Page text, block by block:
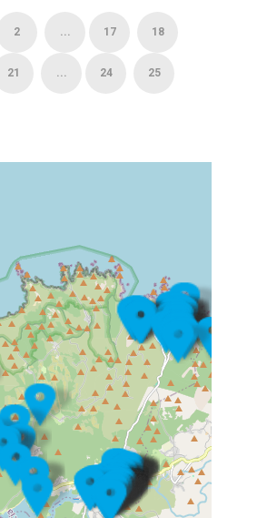
2 ... 17 18
21 ... 24 25